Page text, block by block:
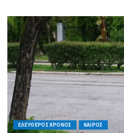
ΕΛΕΥΘΕΡΟΣ ΧΡΟΝΟΣ ΚΑΙΡΟΣ